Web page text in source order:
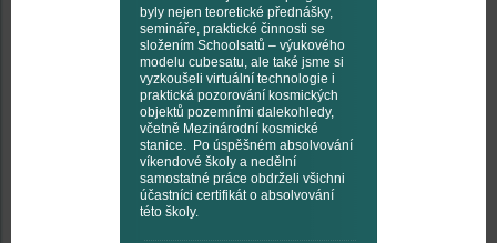
byly nejen teoretické přednášky,
semináře, praktické činnosti se
složením Schoolsatů – výukového
modelu cubesatu, ale také jsme si
vyzkoušeli virtuální technologie i
praktická pozorování kosmických
objektů pozemními dalekohledy,
včetně Mezinárodní kosmické
stanice. Po úspěšném absolvování
víkendové školy a nedělní
samostatné práce obdrželi všichni
účastníci certifikát o absolvování
této školy.